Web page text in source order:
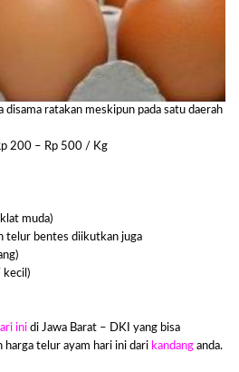
disama ratakan meskipun pada satu daerah
200 – Rp 500 / Kg
muda)
telur bentes diikutkan juga
kecil)
ini di Jawa Barat – DKI yang bisa
harga telur ayam hari ini dari kandang anda.